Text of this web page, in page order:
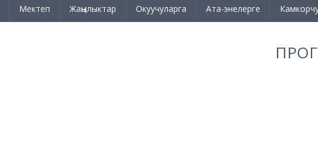
Мектеп Жаңылыктар Окуучуларга Ата-энелерге